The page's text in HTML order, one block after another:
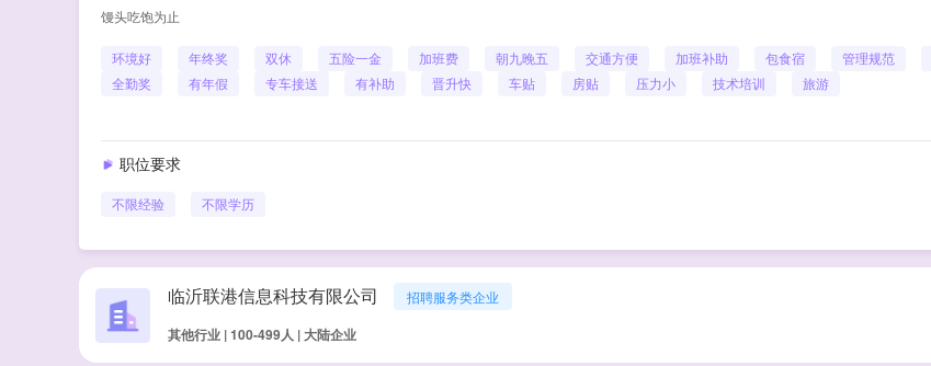
馒头吃饱为止
环境好 年终奖 双休 五险一金 加班费 朝九晚五 交通方便 加班补助 包食宿 管理规范
全勤奖
有年假 专车接送 有补助 晋升快 车贴 房贴 压力小 技术培训 旅游
职位要求
不限经验 不限学历
临沂联港信息科技有限公司 招聘服务类企业
其他行业 | 100-499人 | 大陆企业